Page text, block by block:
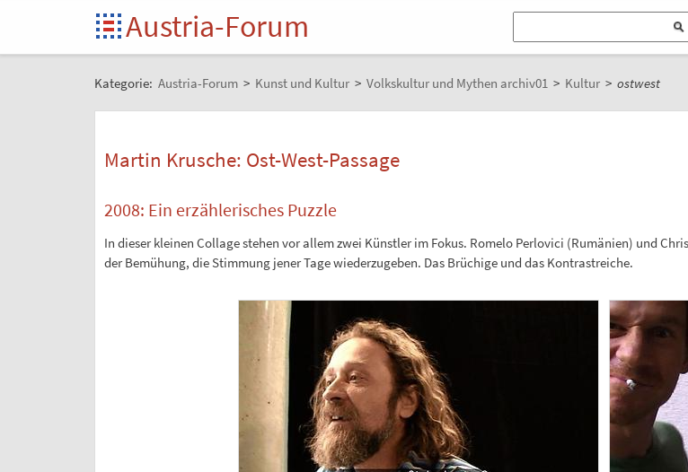
Austria-Forum
Kategorie: Austria-Forum > Kunst und Kultur > Volkskultur und Mythen archiv01 > Kultur > ostwest
Martin Krusche: Ost-West-Passage
2008: Ein erzählerisches Puzzle
In dieser kleinen Collage stehen vor allem zwei Künstler im Fokus. Romelo Perlovici (Rumänien) und
der Bemühung, die Stimmung jener Tage wiederzugeben. Das Brüchige und das Kontrastreiche.